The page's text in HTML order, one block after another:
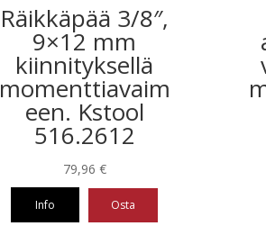
Räikkäpää 3/8″,
9×12 mm
kiinnityksellä
momenttiavaim
een. Kstool
516.2612
79,96 €
Info Osta